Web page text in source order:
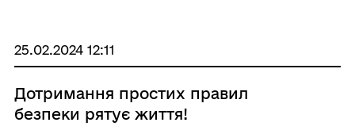
25.02.2024 12:11
Дотримання простих правил
безпеки рятує життя!